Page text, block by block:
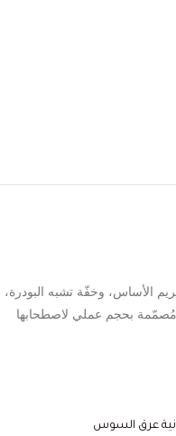
الأساس، وخفّة تشبه البودرة،
مُصمّمة بحجم عملي لاصطحابها
عرق السوس